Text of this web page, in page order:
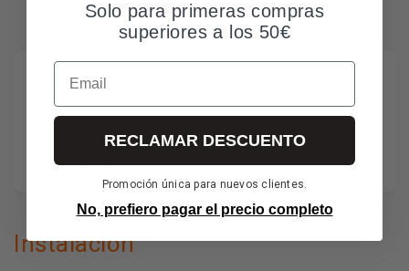
Capacidad de secado
Nivel de Potencia
Sonora dB(A)
Instalación
Solo para primeras compras
superiores a los 50€
Email
RECLAMAR DESCUENTO
Promoción única para nuevos clientes.
No, prefiero pagar el precio completo